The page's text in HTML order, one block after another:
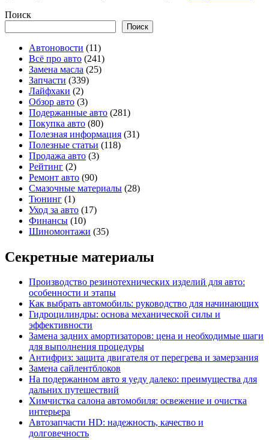
Поиск
Поиск
Автоновости (11)
Всё про авто (241)
Замена масла (25)
Запчасти (339)
Лайфхаки (2)
Обзор авто (3)
Подержанные авто (281)
Покупка авто (80)
Полезная информация (31)
Полезные статьи (118)
Продажа авто (3)
Рейтинг (2)
Ремонт авто (90)
Смазочные материалы (28)
Тюнинг (1)
Уход за авто (17)
Финансы (10)
Шиномонтажи (35)
Секретные материалы
Производство резинотехнических изделий для авто:
особенности и этапы
Как выбрать автомобиль: руководство для начинающих
Гидроцилиндры: основа механической силы и
эффективности
Замена задних амортизаторов: цена и необходимые шаги
для выполнения процедуры
Антифриз: защита двигателя от перегрева и замерзания
Замена сайлентблоков
На подержанном авто я уеду далеко: преимущества для
дальних путешествий
Химчистка салона автомобиля: освежение и очистка
интерьера
Автозапчасти HD: надежность, качество и
долговечность